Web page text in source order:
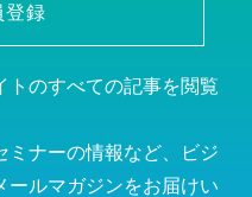
登録
トのすべての記事を閲覧
ミナーの情報など、ビジ
ールマガジンをお届けい